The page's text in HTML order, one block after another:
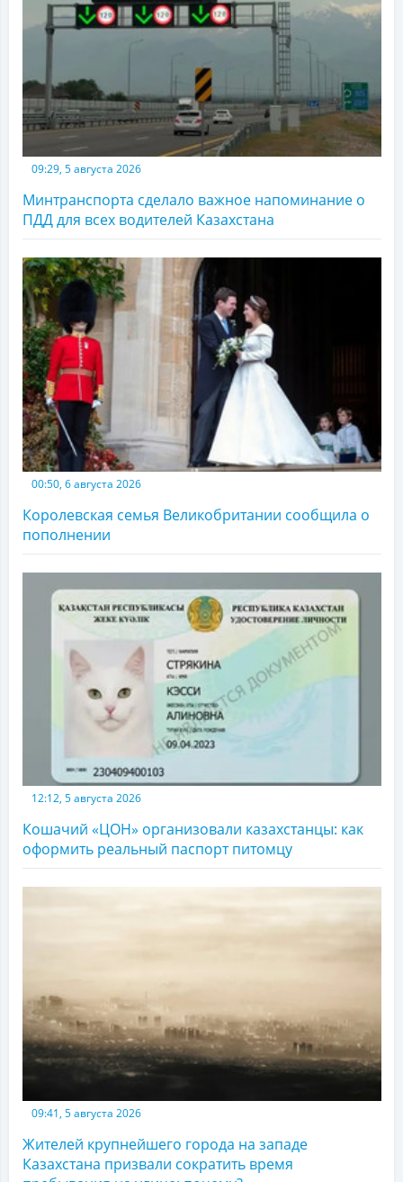
09:29, 5 августа 2026
Минтранспорта сделало важное напоминание о
ПДД для всех водителей Казахстана
00:50, 6 августа 2026
Королевская семья Великобритании сообщила о
пополнении
12:12, 5 августа 2026
Кошачий «ЦОН» организовали казахстанцы: как
оформить реальный паспорт питомцу
09:41, 5 августа 2026
Жителей крупнейшего города на западе
Казахстана призвали сократить время